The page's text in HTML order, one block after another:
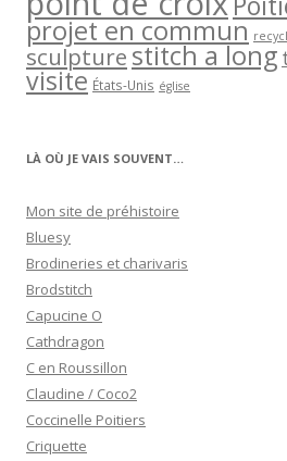
projet en commun
sculpturestitch a long
visite États-Unis église
LÀ OÙ JE VAIS SOUVENT…
Mon site de préhistoire
Bluesy
Brodineries et charivaris
Brodstitch
Capucine O
Cathdragon
C en Roussillon
Claudine / Coco2
Coccinelle Poitiers
Criquette